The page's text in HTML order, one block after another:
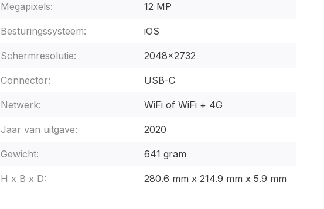
Megapixels: 12 MP
Besturingssysteem: iOS
Schermresolutie: 2048x2732
Connector: USB-C
Netwerk: WiFi of WiFi + 4G
Jaar van uitgave: 2020
Gewicht: 641 gram
H x B x D: 280.6 mm x 214.9 mm x 5.9 mm